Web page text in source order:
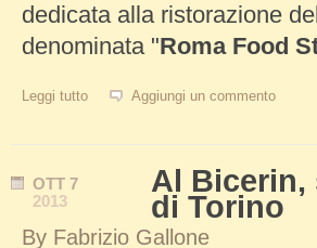
dedicata alla ristorazione
denominata "Roma Food
Leggi tutto su Pizza con il cioccolato di Said
Aggiungi un commento
OTT 7
2013
Al Bicerin,
di Torino
By Fabrizio Gallone